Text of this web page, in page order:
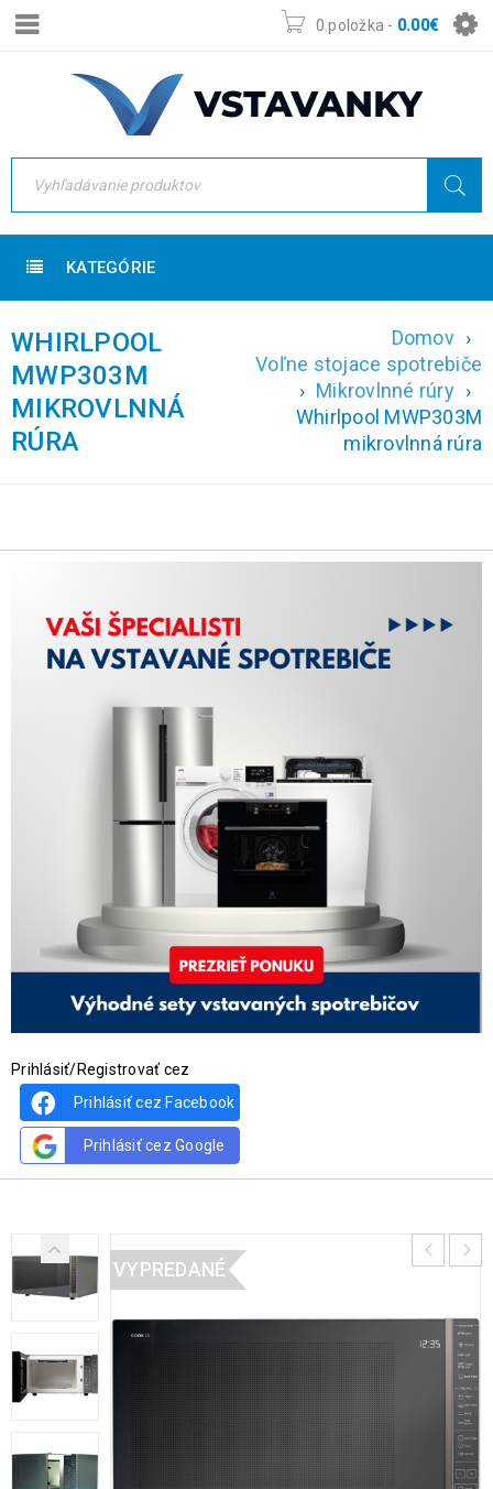
0 položka - 0.00€
KATEGÓRIE
WHIRLPOOL
MWP303M
MIKROVLNNÁ
RÚRA
Domov ›
Voľne stojace spotrebiče
› Mikrovlnné rúry ›
Whirlpool MWP303M
mikrovlnná rúra
Prihlásiť/Registrovať cez
Prihlásiť cez Facebook
Prihlásiť cez Google
VYPREDANÉ